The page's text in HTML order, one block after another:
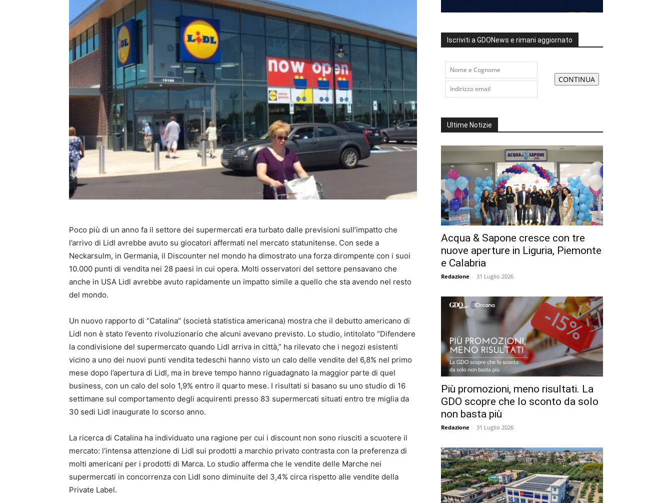
Poco più di un anno fa il settore dei supermercati era turbato dalle previsioni sull’impatto che
l’arrivo di Lidl avrebbe avuto su giocatori affermati nel mercato statunitense. Con sede a
Neckarsulm, in Germania, il Discounter nel mondo ha dimostrato una forza dirompente con i suoi
10.000 punti di vendita nei 28 paesi in cui opera. Molti osservatori del settore pensavano che
anche in USA Lidl avrebbe avuto rapidamente un impatto simile a quello che sta avendo nel resto
del mondo.
Un nuovo rapporto di “Catalina” (società statistica americana) mostra che il debutto americano di
Lidl non è stato l’evento rivoluzionario che alcuni avevano previsto. Lo studio, intitolato “Difendere
la condivisione del supermercato quando Lidl arriva in città,” ha rilevato che i negozi esistenti
vicino a uno dei nuovi punti vendita tedeschi hanno visto un calo delle vendite del 6,8% nel primo
mese dopo l’apertura di Lidl, ma in breve tempo hanno riguadagnato la maggior parte di quel
business, con un calo del solo 1,9% entro il quarto mese. I risultati si basano su uno studio di 16
settimane sul comportamento degli acquirenti presso 83 supermercati situati entro tre miglia da
30 sedi Lidl inaugurate lo scorso anno.
La ricerca di Catalina ha individuato una ragione per cui i discount non sono riusciti a scuotere il
mercato: l’intensa attenzione di Lidl sui prodotti a marchio privato contrasta con la preferenza di
molti americani per i prodotti di Marca. Lo studio afferma che le vendite delle Marche nei
supermercati in concorrenza con Lidl sono diminuite del 3,4% circa rispetto alle vendite della
Private Label.
Iscriviti a GDONews e rimani aggiornato
Ultime Notizie
Acqua & Sapone cresce con tre
nuove aperture in Liguria, Piemonte
e Calabria
Redazione - 31 Luglio 2026
Più promozioni, meno risultati. La
GDO scopre che lo sconto da solo
non basta più
Redazione - 31 Luglio 2026